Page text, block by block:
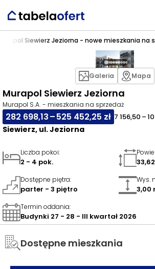
Siewierz Jeziorna - nowe mieszkania na
Murapol Siewierz Jeziorna
Murapol S.A. - mieszkania na sprzedaż
282 698,13 – 525 452,25 zł 7 156,50 –
Siewierz, ul. Jeziorna
Galeria Mapa
Liczba pokoi:
2 - 4 pok.
Dostępne piętra:
parter - 3 piętro
Wys.
3,00
Termin oddania:
Budynki 27 - 28 - III kwartał 2026
Dostępne mieszkania